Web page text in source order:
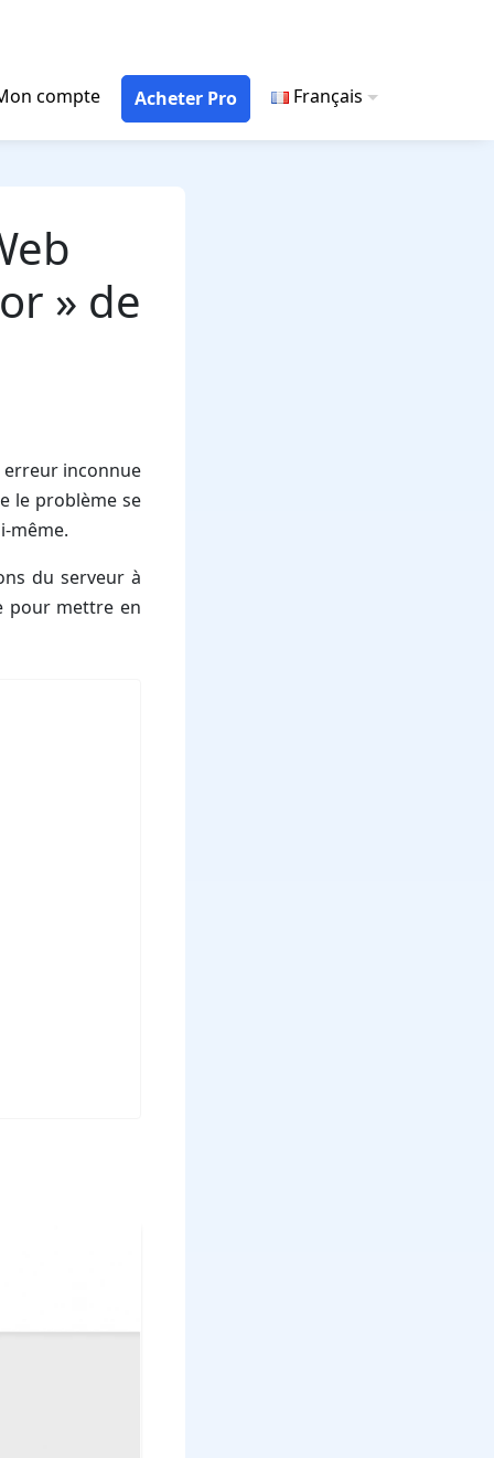
compte Acheter Pro Français
» de
erreur inconnue
le problème se
même.
du serveur à
pour mettre en